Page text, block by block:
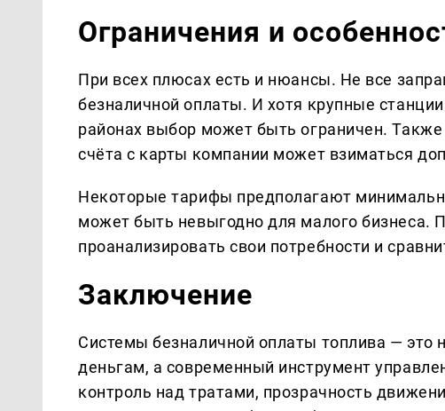
Ограничения и
При всех плюсах есть и нюансы. Не все
безналичной оплаты. И хотя крупные
районах выбор может быть ограничен. Также
счёта с карты компании может взиматься
Некоторые тарифы предполагают
может быть невыгодно для малого бизнеса.
проанализировать свои потребности и
Заключение
Системы безналичной оплаты топлива — это
деньгам, а современный инструмент
контроль над тратами, прозрачность